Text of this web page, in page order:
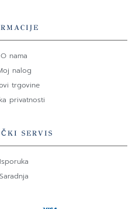
t
a
g
r
a
m
O nama
nalog
trgovine
privatnosti
SERVIS
Isporuka
Saradnja